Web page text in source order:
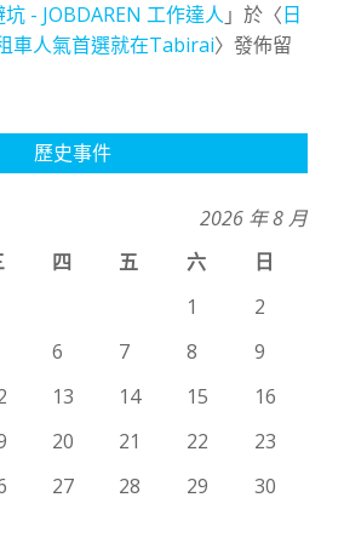
- JOBDAREN 工作達人 」於〈日
車人氣首選就在Tabirai〉發佈留
歷史事件
2026 年 8 月
四 五 六
日
1
2
6 7 8
9
13 14 15
16
20 21 22
23
27 28 29
30